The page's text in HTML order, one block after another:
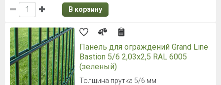
В корзину
Панель для ограждений Grand Line
Bastion 5/6 2,03x2,5 RAL 6005
(зеленый)
Толщина прутка 5/6 мм